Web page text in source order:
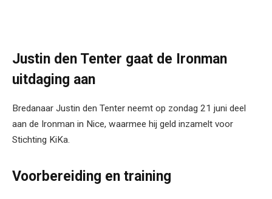
Justin den Tenter gaat de Ironman
uitdaging aan
Bredanaar Justin den Tenter neemt op zondag 21 juni deel
aan de Ironman in Nice, waarmee hij geld inzamelt voor
Stichting KiKa.
Voorbereiding en training